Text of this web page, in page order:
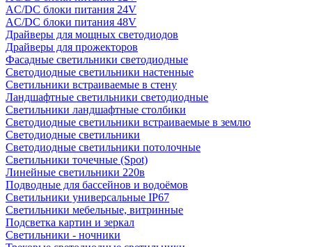
AC/DC блоки питания 24V
AC/DC блоки питания 48V
Драйверы для мощных светодиодов
Драйверы для прожекторов
Фасадные светильники светодиодные
Светодиодные светильники настенные
Светильники встраиваемые в стену
Ландшафтные светильники светодиодные
Светильники ландшафтные столбики
Светодиодные светильники встраиваемые в землю
Светодиодные светильники
Светодиодные светильники потолочные
Светильники точечные (Spot)
Линейные светильники 220в
Подводные для бассейнов и водоёмов
Светильники универсальные IP67
Светильники мебельные, витринные
Подсветка картин и зеркал
Светильники - ночники